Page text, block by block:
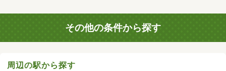
その他の条件から探す
周辺の駅から探す